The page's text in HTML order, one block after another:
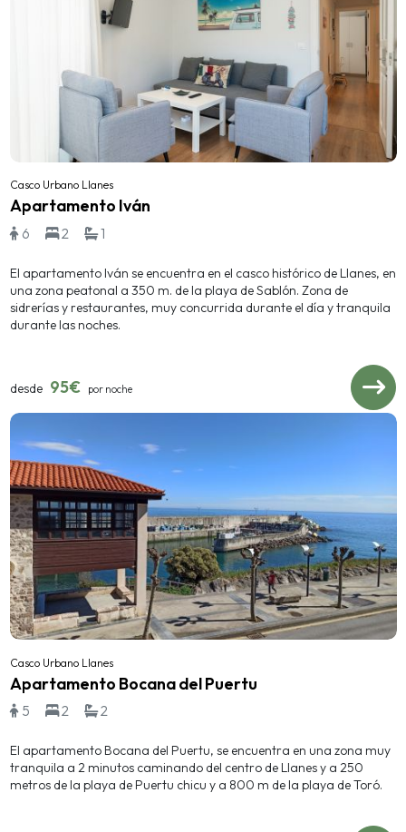
Casco Urbano Llanes
Apartamento Iván
6 2 1
El apartamento Iván se encuentra en el casco histórico de Llanes, en
una zona peatonal a 350 m. de la playa de Sablón. Zona de
sidrerías y restaurantes, muy concurrida durante el día y tranquila
durante las noches.
desde 95€ por noche
Casco Urbano Llanes
Apartamento Bocana del Puertu
5 2 2
El apartamento Bocana del Puertu, se encuentra en una zona muy
tranquila a 2 minutos caminando del centro de Llanes y a 250
metros de la playa de Puertu chicu y a 800 m de la playa de Toró.